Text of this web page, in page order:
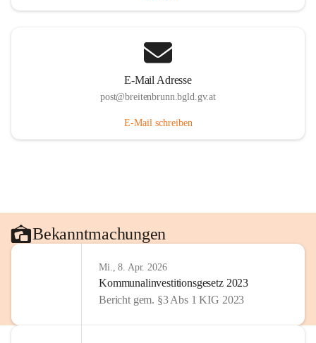
E-Mail Adresse
post@breitenbrunn.bgld.gv.at
E-Mail schreiben
Bekanntmachungen
Mi., 8. Apr. 2026
Kommunalinvestitionsgesetz 2023
Bericht gem. §3 Abs 1 KIG 2023